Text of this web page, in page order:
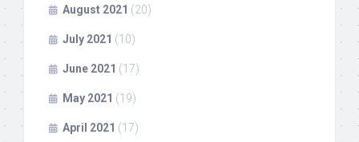
August 2021 (20)
July 2021 (10)
June 2021 (17)
May 2021 (19)
April 2021 (17)